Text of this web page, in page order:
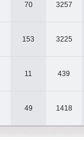
70 3257
153 3225
11 439
49 1418